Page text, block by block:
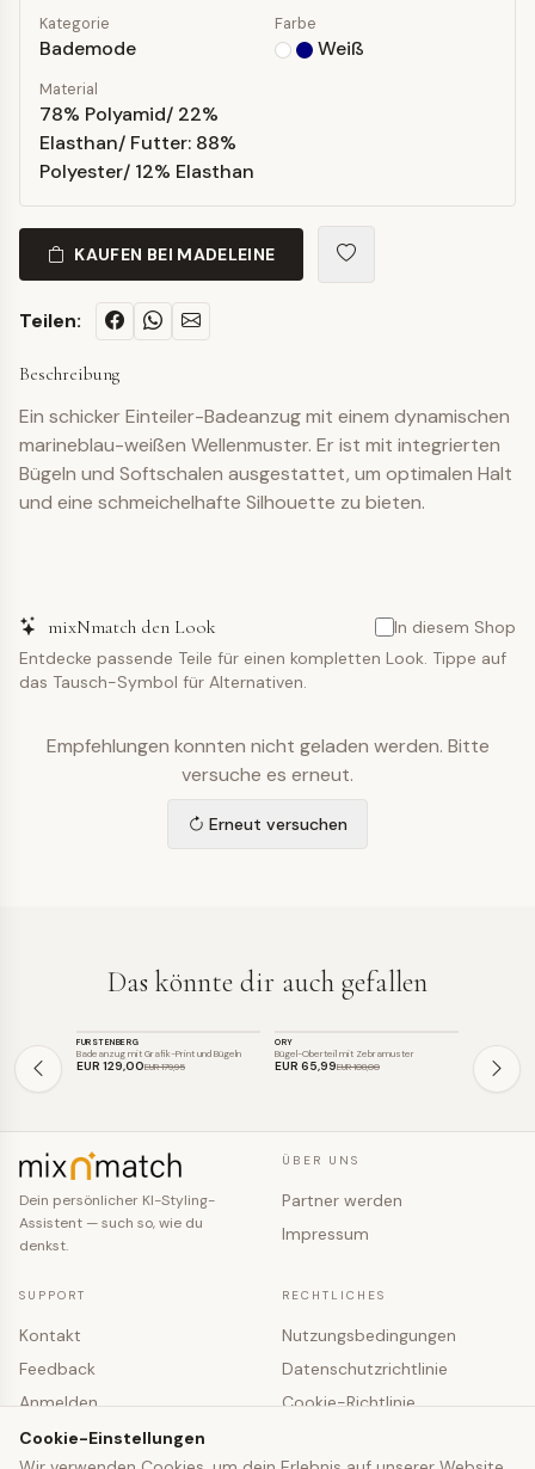
Kategorie
Bademode
Farbe
Weiß
Material
78% Polyamid/ 22%
Elasthan/ Futter: 88%
Polyester/ 12% Elasthan
KAUFEN BEI MADELEINE
Teilen:
Beschreibung
Ein schicker Einteiler-Badeanzug mit einem dynamischen
marineblau-weißen Wellenmuster. Er ist mit integrierten
Bügeln und Softschalen ausgestattet, um optimalen Halt
und eine schmeichelhafte Silhouette zu bieten.
mixNmatch den Look
In diesem Shop
Entdecke passende Teile für einen kompletten Look. Tippe auf
das Tausch-Symbol für Alternativen.
Empfehlungen konnten nicht geladen werden. Bitte
versuche es erneut.
Erneut versuchen
Das könnte dir auch gefallen
SALE
FÜRSTENBERG
Badeanzug mit Grafik-Print und Bügeln
EUR 129,00EUR 179,95
SALE
ORY
Bügel-Oberteil mit Zebramuster
EUR 65,99EUR 108,00
SALE
EUR 74
Dein persönlicher KI-Styling-
Assistent — such so, wie du
denkst.
ÜBER UNS
Partner werden
Impressum
SUPPORT
Kontakt
Feedback
Anmelden
Registrieren
RECHTLICHES
Nutzungsbedingungen
Datenschutzrichtlinie
Cookie-Richtlinie
Cookie-Einstellungen